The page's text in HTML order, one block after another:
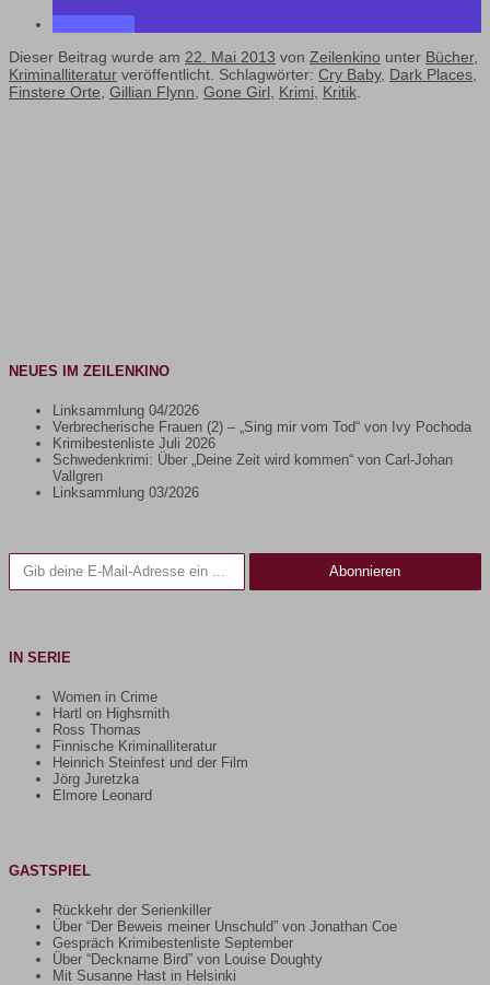
Dieser Beitrag wurde am 22. Mai 2013 von Zeilenkino unter Bücher,
Kriminalliteratur veröffentlicht. Schlagwörter: Cry Baby, Dark Places,
Finstere Orte, Gillian Flynn, Gone Girl, Krimi, Kritik.
NEUES IM ZEILENKINO
Linksammlung 04/2026
Verbrecherische Frauen (2) – „Sing mir vom Tod“ von Ivy Pochoda
Krimibestenliste Juli 2026
Schwedenkrimi: Über „Deine Zeit wird kommen“ von Carl-Johan
Vallgren
Linksammlung 03/2026
Gib deine E-Mail-Adresse ein ...
Abonnieren
IN SERIE
Women in Crime
Hartl on Highsmith
Ross Thomas
Finnische Kriminalliteratur
Heinrich Steinfest und der Film
Jörg Juretzka
Elmore Leonard
GASTSPIEL
Rückkehr der Serienkiller
Über “Der Beweis meiner Unschuld” von Jonathan Coe
Gespräch Krimibestenliste September
Über “Deckname Bird” von Louise Doughty
Mit Susanne Hast in Helsinki